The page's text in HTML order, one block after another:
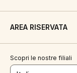
AREA RISERVATA
Scopri le nostre filiali